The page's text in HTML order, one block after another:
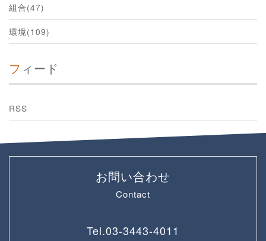
組合(47)
環境(109)
フィード
RSS
お問い合わせ
Contact
Tel.03-3443-4011